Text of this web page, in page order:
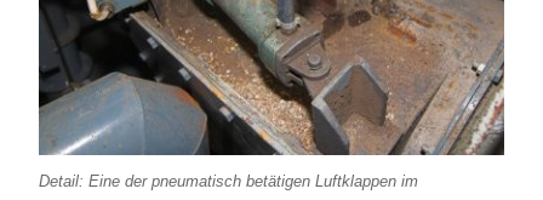
Detail: Eine der pneumatisch betätigen Luftklappen im